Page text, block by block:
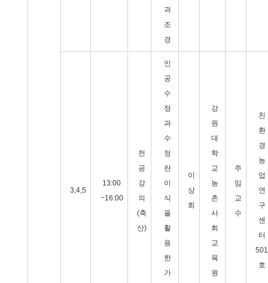
과
조
경
3,4,5
13:00
~16:00
전
공
강
의
(축
산)
인
공
수
정
과
수
정
란
이
식
을
활
용
한
가
이
상
희
강
원
대
학
교
농
촌
사
회
교
육
원
주
임
교
수
친
환
경
농
업
연
구
센
터
501
호